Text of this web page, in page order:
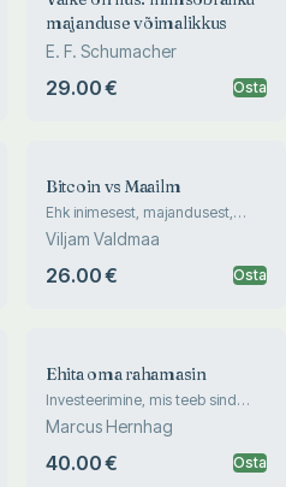
majanduse võimalikkus
E. F. Schumacher
29.00 € Osta
Bitcoin vs Maailm
Ehk inimesest, majandusest,
riigist ja küberrahast nende
keskel
Viljam Valdmaa
26.00 € Osta
Ehita oma rahamasin
Investeerimine, mis teeb sind
rikkaks ja vabaks
Marcus Hernhag
40.00 € Osta